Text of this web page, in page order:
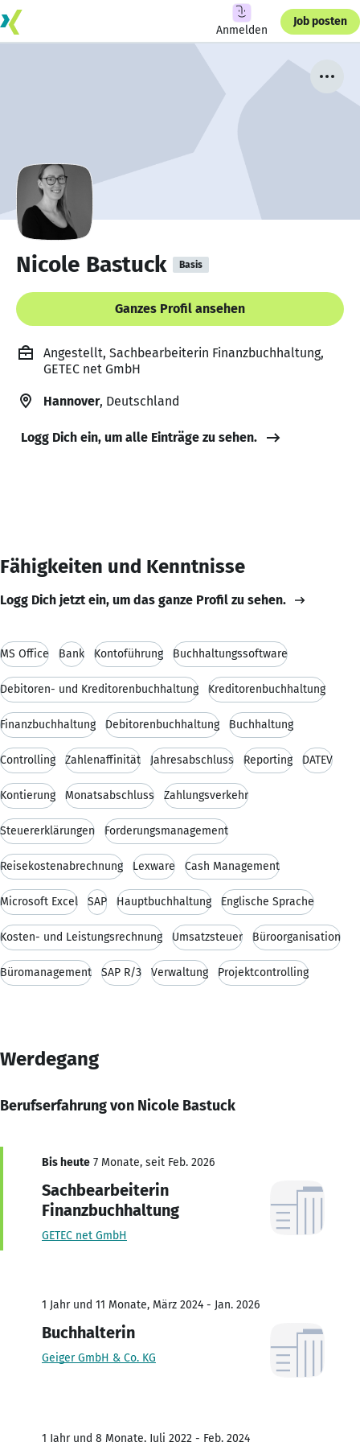
Anmelden
Job posten
Nicole Bastuck Basis
Ganzes Profil ansehen
Angestellt, Sachbearbeiterin Finanzbuchhaltung,
GETEC net GmbH
Hannover, Deutschland
Logg Dich ein, um alle Einträge zu sehen.
Fähigkeiten und Kenntnisse
Logg Dich jetzt ein, um das ganze Profil zu sehen.
MS Office Bank Kontoführung Buchhaltungssoftware
Debitoren- und Kreditorenbuchhaltung Kreditorenbuchhaltung
Finanzbuchhaltung Debitorenbuchhaltung Buchhaltung
Controlling Zahlenaffinität Jahresabschluss Reporting DATEV
Kontierung Monatsabschluss Zahlungsverkehr
Steuererklärungen Forderungsmanagement
Reisekostenabrechnung Lexware Cash Management
Microsoft Excel SAP Hauptbuchhaltung Englische Sprache
Kosten- und Leistungsrechnung Umsatzsteuer Büroorganisation
Büromanagement SAP R/3 Verwaltung Projektcontrolling
Werdegang
Berufserfahrung von Nicole Bastuck
Bis heute 7 Monate, seit Feb. 2026
Sachbearbeiterin
Finanzbuchhaltung
GETEC net GmbH
1 Jahr und 11 Monate, März 2024 - Jan. 2026
Buchhalterin
Geiger GmbH & Co. KG
1 Jahr und 8 Monate, Juli 2022 - Feb. 2024